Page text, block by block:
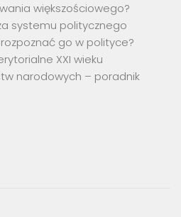
większościowego?
systemu politycznego
go w polityce?
XXI wieku
narodowych – poradnik